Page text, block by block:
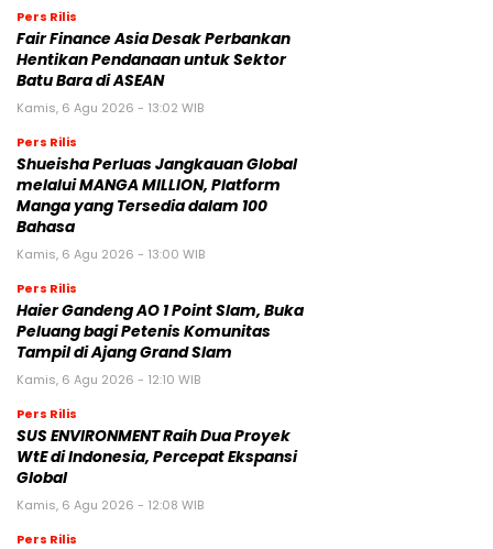
Pers Rilis
Fair Finance Asia Desak Perbankan
Hentikan Pendanaan untuk Sektor
Batu Bara di ASEAN
Kamis, 6 Agu 2026 - 13:02 WIB
Pers Rilis
Shueisha Perluas Jangkauan Global
melalui MANGA MILLION, Platform
Manga yang Tersedia dalam 100
Bahasa
Kamis, 6 Agu 2026 - 13:00 WIB
Pers Rilis
Haier Gandeng AO 1 Point Slam, Buka
Peluang bagi Petenis Komunitas
Tampil di Ajang Grand Slam
Kamis, 6 Agu 2026 - 12:10 WIB
Pers Rilis
SUS ENVIRONMENT Raih Dua Proyek
WtE di Indonesia, Percepat Ekspansi
Global
Kamis, 6 Agu 2026 - 12:08 WIB
Pers Rilis